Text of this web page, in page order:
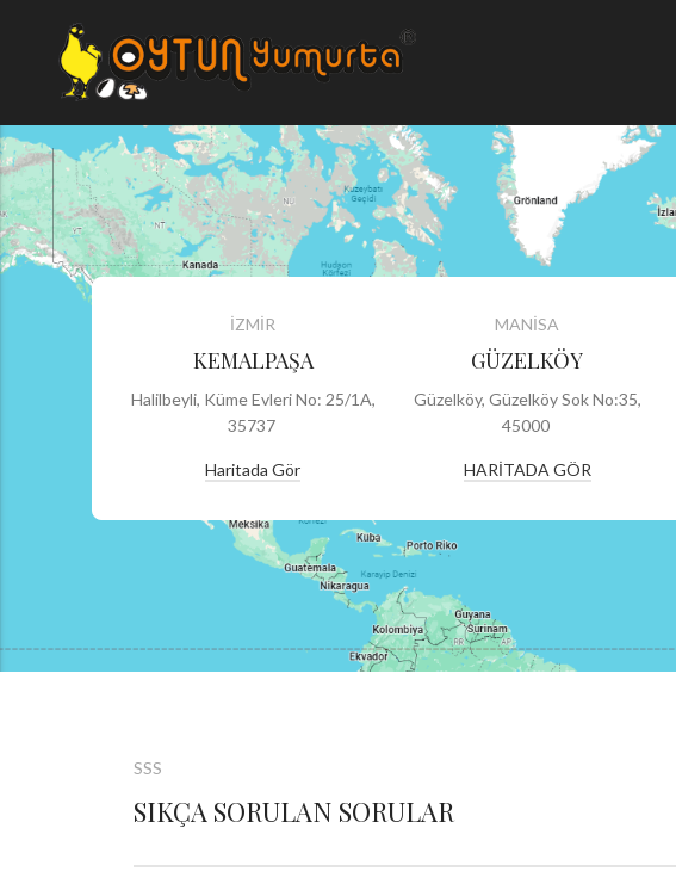
İZMİR
KEMALPAŞA
Halilbeyli, Küme Evleri No: 25/1A,
35737
Haritada Gör
MANİSA
GÜZELKÖY
Güzelköy, Güzelköy Sok No:35,
45000
HARİTADA GÖR
SSS
SIKÇA SORULAN SORULAR